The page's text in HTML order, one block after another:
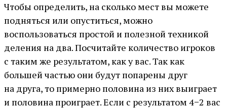
Чтобы определить, на сколько мест вы можете
подняться или опуститься, можно
воспользоваться простой и полезной техникой
деления на два. Посчитайте количество игроков
с таким же результатом, как у вас. Так как
большей частью они будут попарены друг
на друга, то примерно половина из них выиграет
и половина проиграет. Если с результатом 4−2 вас